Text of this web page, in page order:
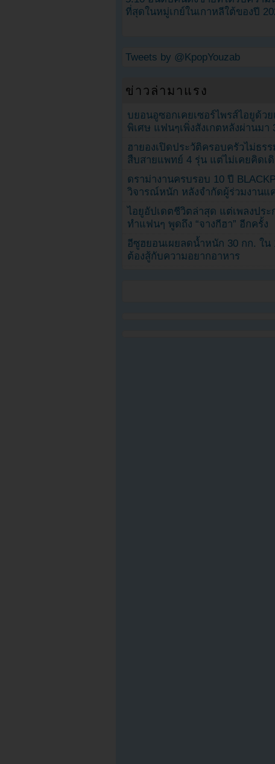
ที่สุดในหมู่เกย์ในเกาหลีใต้ของปี
Tweets by @KpopYouzab
ข่าวล่ามาแรง
บยอนอูซอกเคยเซอร์ไพรส์ไอยูด้วย
พิเศษ แฟนๆเพิ่งสังเกตหลังผ่านมา
ฮายองเปิดประวัติครอบครัวไม่ธรร
สืบสายแพทย์ 4 รุ่น แต่ไม่เคยคิดเดิ
ดราม่างานครบรอบ 10 ปี
วิจารณ์หนัก หลังจำกัดผู้ร่วมงานแ
ไอยูอัปเดตชีวิตล่าสุด แต่เพลงปร
ทำแฟนๆ พูดถึง “จางกีฮา” อีกครั้ง
อีซูฮยอนเผยลดน้ำหนัก 30 กก. ใน
ต้องสู้กับความอยากอาหาร